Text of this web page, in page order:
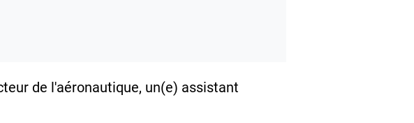
de l'aéronautique, un(e) assistant